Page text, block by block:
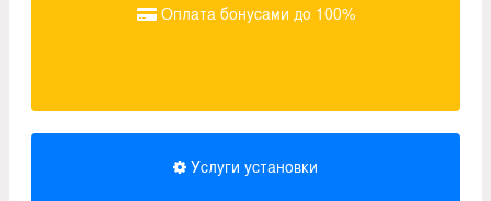
Оплата бонусами до 100%
Услуги установки